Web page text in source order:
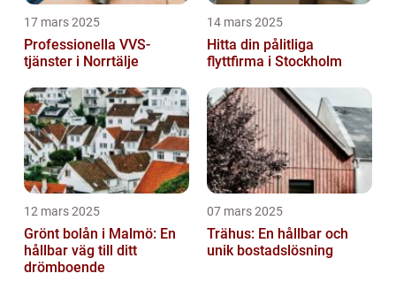
17 mars 2025
Professionella VVS-
tjänster i Norrtälje
14 mars 2025
Hitta din pålitliga
flyttfirma i Stockholm
12 mars 2025
Grönt bolån i Malmö: En
hållbar väg till ditt
drömboende
07 mars 2025
Trähus: En hållbar och
unik bostadslösning